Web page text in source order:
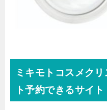
ミキモトコスメク
ト予約できるサイト